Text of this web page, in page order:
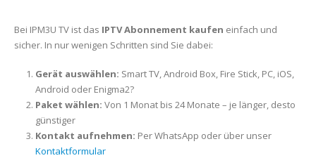
Bei IPM3U TV ist das IPTV Abonnement kaufen einfach und
sicher. In nur wenigen Schritten sind Sie dabei:
Gerät auswählen: Smart TV, Android Box, Fire Stick, PC, iOS,
Android oder Enigma2?
Paket wählen: Von 1 Monat bis 24 Monate – je länger, desto
günstiger
Kontakt aufnehmen: Per WhatsApp oder über unser
Kontaktformular